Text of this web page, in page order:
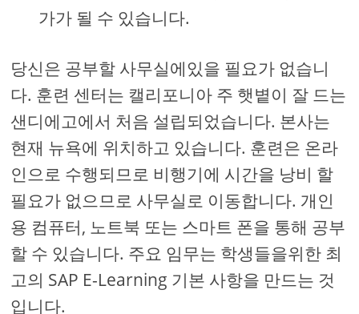
가가 될 수 있습니다.
당신은 공부할 사무실에있을 필요가 없습니
다. 훈련 센터는 캘리포니아 주 햇볕이 잘 드는
샌디에고에서 처음 설립되었습니다. 본사는
현재 뉴욕에 위치하고 있습니다. 훈련은 온라
인으로 수행되므로 비행기에 시간을 낭비 할
필요가 없으므로 사무실로 이동합니다. 개인
용 컴퓨터, 노트북 또는 스마트 폰을 통해 공부
할 수 있습니다. 주요 임무는 학생들을위한 최
고의 SAP E-Learning 기본 사항을 만드는 것
입니다.